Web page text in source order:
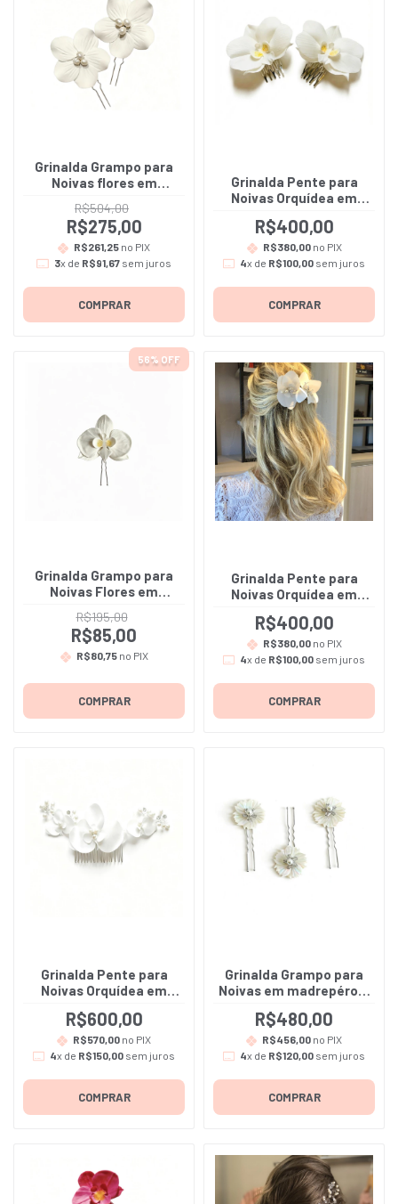
Grinalda Grampo para
Noivas flores em
branca - Luma - Inclui
as 3 unidades
R$504,00
R$275,00
R$261,25 no PIX
3x de R$91,67sem juros
COMPRAR
Grinalda Pente para
Noivas Orquídea em
-Inclui a dupla de
pentes
R$400,00
R$380,00no PIX
4x de R$100,00 sem juros
COMPRAR
56% OFF
Grinalda Grampo para
Noivas Flores em
unidade
R$195,00
R$85,00
R$80,75no PIX
COMPRAR
Grinalda Pente para
Noivas Orquídea em
White - Paula
R$400,00
R$380,00no PIX
4x de R$100,00 sem juros
COMPRAR
Grinalda Pente para
Noivas Orquídea em
White - Sofia
R$600,00
R$570,00 no PIX
4x de R$150,00 sem juros
COMPRAR
Grinalda Grampo para
Noivas em madrepérola
unidades
R$480,00
R$456,00 no PIX
4x de R$120,00 sem juros
COMPRAR